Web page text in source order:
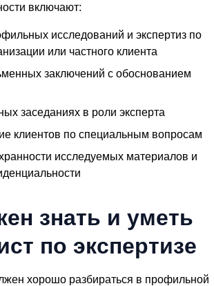
включают:
исследований и экспертиз по
или частного клиента
заключений с обоснованием
заседаниях в роли эксперта
клиентов по специальным вопросам
исследуемых материалов и
знать и уметь
по экспертизе
хорошо разбираться в профильной